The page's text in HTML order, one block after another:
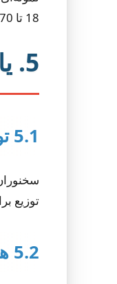
18 تا 70 سال بود، در حالی که غیربومی‌ها حداقل مهارت B1 را داشتند. میانگین زمان تکمیل آزمون 12 دقیقه بود.
5. یافته‌ها
5.1 توزیع اندازه واژگان
توزیع برای
5.2 همبستگی سن و واژگان